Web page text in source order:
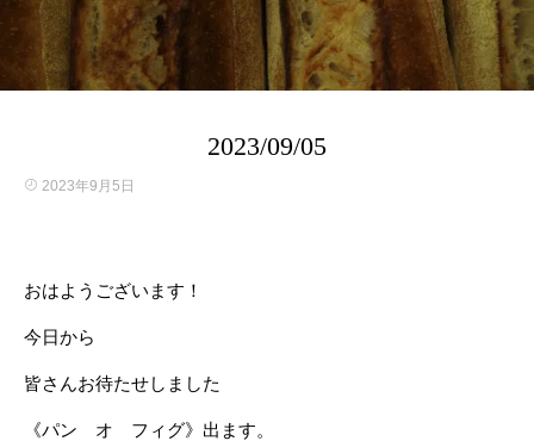
2023/09/05
2023年9月5日
おはようございます！
今日から
皆さんお待たせしました
《パン オ フィグ》出ます。